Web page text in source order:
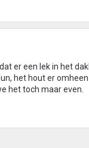
er een lek in het
het hout er
het toch maar even.